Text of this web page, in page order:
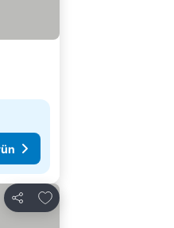
Paylaş
Favorilerime ekle